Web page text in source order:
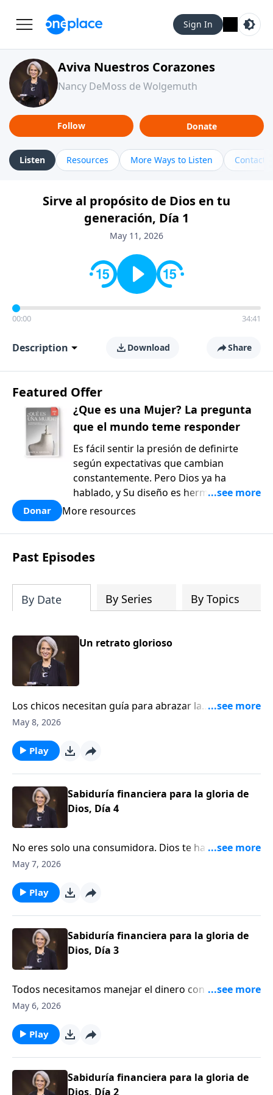
Sign In
Aviva Nuestros Corazones
Nancy DeMoss de Wolgemuth
Follow Donate
Listen Resources More Ways to Listen Contact
Sirve al propósito de Dios en tu
generación, Día 1
May 11, 2026
00:00 34:41
Description Download Share
Featured Offer
¿Que es una Mujer? La pregunta
que el mundo teme responder
Es fácil sentir la presión de definirte
según expectativas que cambian
constantemente. Pero Dios ya ha
hablado, y Su diseño es hermoso y
bueno. ¿Qué es una mujer?: La pregunta
Kassian, es un recurso reflexivo y
fundamentado en la verdad bíblica que
te ayudará a afirmar tu manera de
diseño de Dios con una claridad
renovada.
Donar More resources
Past Episodes
By Date By Series By Topics
Un retrato glorioso
Los chicos necesitan guía para abrazar la
masculinidad bíblica y las chicas necesitan ánimo
enseñará por qué este tema es tan importante.
Escúchala en este episodio de Aviva Nuestros
Corazones con Nancy DeMoss Wolgemuth.
May 8, 2026
Play
Sabiduría financiera para la gloria de
Dios, Día 4
No eres solo una consumidora. Dios te ha llamado a
ser una administradora. Él te ha confiado recursos, y
Descubre cómo hacerlo con sabiduría en este
edificante episodio de Aviva Nuestros Corazones.
May 7, 2026
Play
Sabiduría financiera para la gloria de
Dios, Día 3
Todos necesitamos manejar el dinero con sabiduría.
Sin embargo, parece que a todos nos cuesta hacerlo
tus finanzas en el episodio de hoy. Acompáñanos en
Aviva Nuestros Corazones.
May 6, 2026
Play
Sabiduría financiera para la gloria de
Dios, Día 2